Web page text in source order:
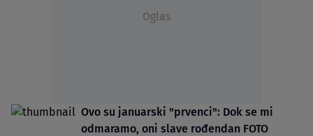
Oglas
Ovo su januarski "prvenci": Dok se mi
odmaramo, oni slave rođendan FOTO